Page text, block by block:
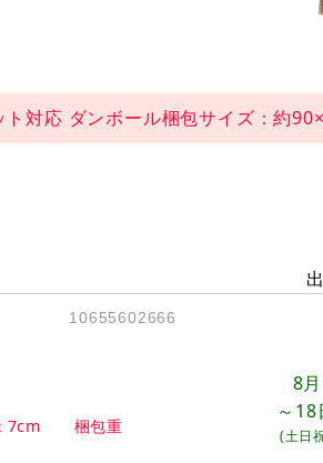
ト対応 ダンボール梱包サイズ：
10655602666
ｔ7cm 梱包重
8
～18
(土日